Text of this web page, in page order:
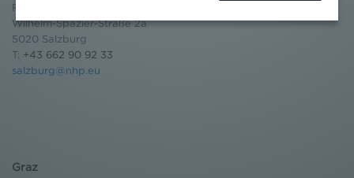
Rechtsanwälte GmbH
Wilhelm-Spazier-Straße 2a
5020 Salzburg
T: +43 662 90 92 33
salzburg@nhp.eu
Graz
werden können. Zudem finden Sie am
Bildschirmrand ein Cookie-Icon wo Sie jederzeit Ihre
Einwilligung widerrufen und Widerspruch ausüben.
Weitere Infomationen finden Sie hier: